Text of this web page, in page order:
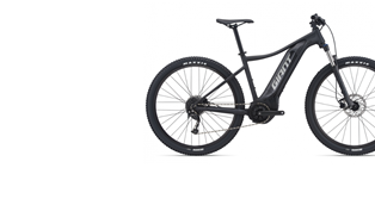
PRIJENOS BROJA